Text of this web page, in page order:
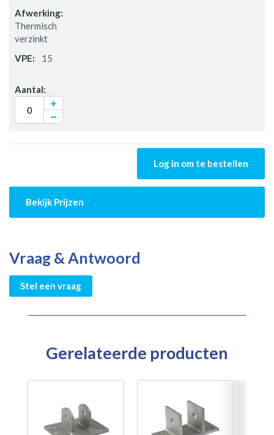
Thermisch
verzinkt
15
Log in om te bestellen
Bekijk Prijzen
Vraag & Antwoord
Stel een vraag
Gerelateerde producten